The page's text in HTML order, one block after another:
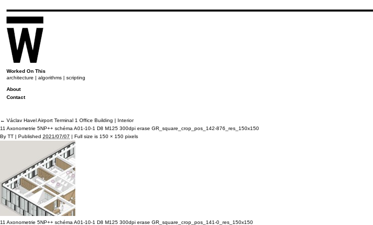
Worked On This
architecture | algorithms | scripting
About
Contact
← Václav Havel Airport Terminal 1 Office Building | Interior
11 Axonometrie 5NP++ schéma A01-10-1 D8 M125 300dpi erase GR_square_crop_pos_142-876_res_150x150
By TT | Published 2021/07/07 | Full size is 150 × 150 pixels
11 Axonometrie 5NP++ schéma A01-10-1 D8 M125 300dpi erase GR_square_crop_pos_141-0_res_150x150